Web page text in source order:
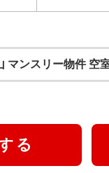
マンスリー物件 空
る